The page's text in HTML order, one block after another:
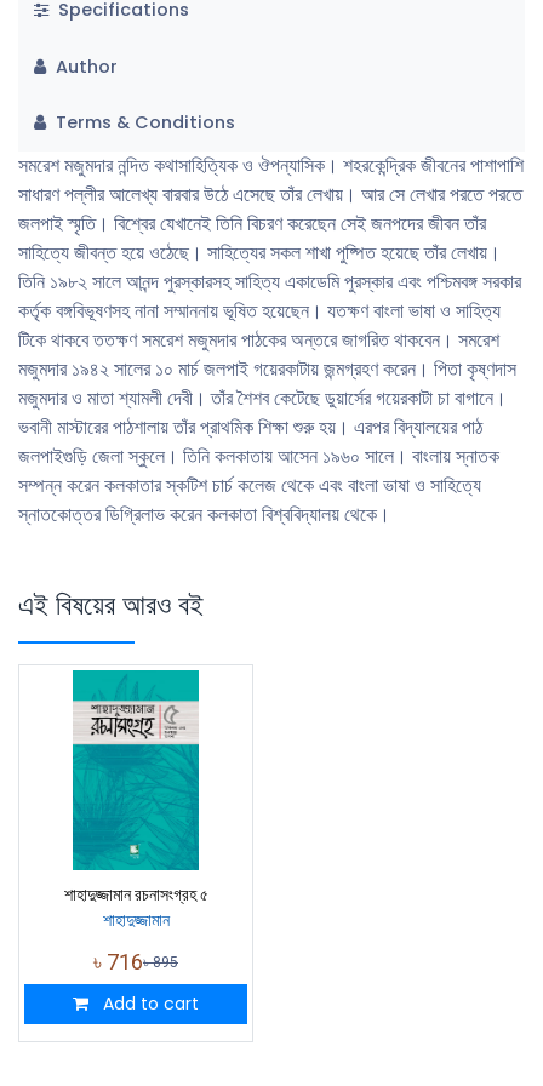
Specifications
Author
Terms & Conditions
সমরেশ মজুমদার নন্দিত কথাসাহিত্যিক ও ঔপন্যাসিক। শহরকেন্দ্রিক জীবনের পাশাপাশি
সাধারণ পল্লীর আলেখ্য বারবার উঠে এসেছে তাঁর লেখায়। আর সে লেখার পরতে পরতে
জলপাই স্মৃতি। বিশ্বের যেখানেই তিনি বিচরণ করেছেন সেই জনপদের জীবন তাঁর
সাহিত্যে জীবন্ত হয়ে ওঠেছে। সাহিত্যের সকল শাখা পুষ্পিত হয়েছে তাঁর লেখায়।
তিনি ১৯৮২ সালে আনন্দ পুরস্কারসহ সাহিত্য একাডেমি পুরস্কার এবং পশ্চিমবঙ্গ সরকার
কর্তৃক বঙ্গবিভূষণসহ নানা সম্মাননায় ভূষিত হয়েছেন। যতক্ষণ বাংলা ভাষা ও সাহিত্য
টিকে থাকবে ততক্ষণ সমরেশ মজুমদার পাঠকের অন্তরে জাগরিত থাকবেন। সমরেশ
মজুমদার ১৯৪২ সালের ১০ মার্চ জলপাই গয়েরকাটায় জন্মগ্রহণ করেন। পিতা কৃষ্ণদাস
মজুমদার ও মাতা শ্যামলী দেবী। তাঁর শৈশব কেটেছে ডুয়ার্সের গয়েরকাটা চা বাগানে।
ভবানী মাস্টারের পাঠশালায় তাঁর প্রাথমিক শিক্ষা শুরু হয়। এরপর বিদ্যালয়ের পাঠ
জলপাইগুড়ি জেলা স্কুলে। তিনি কলকাতায় আসেন ১৯৬০ সালে। বাংলায় স্নাতক
সম্পন্ন করেন কলকাতার স্কটিশ চার্চ কলেজ থেকে এবং বাংলা ভাষা ও সাহিত্যে
স্নাতকোত্তর ডিগ্রিলাভ করেন কলকাতা বিশ্ববিদ্যালয় থেকে।
এই বিষয়ের আরও বই
শাহাদুজ্জামান রচনাসংগ্রহ ৫
শাহাদুজ্জামান
৳ 716৳895
Add to cart